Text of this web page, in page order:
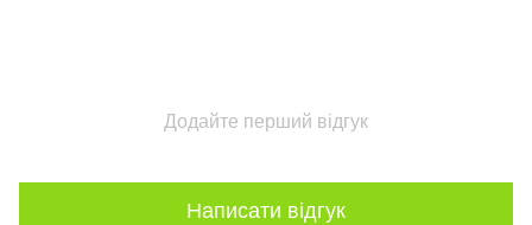
Додайте перший відгук
Написати відгук